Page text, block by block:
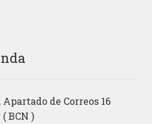
de Correos 16
BCN )